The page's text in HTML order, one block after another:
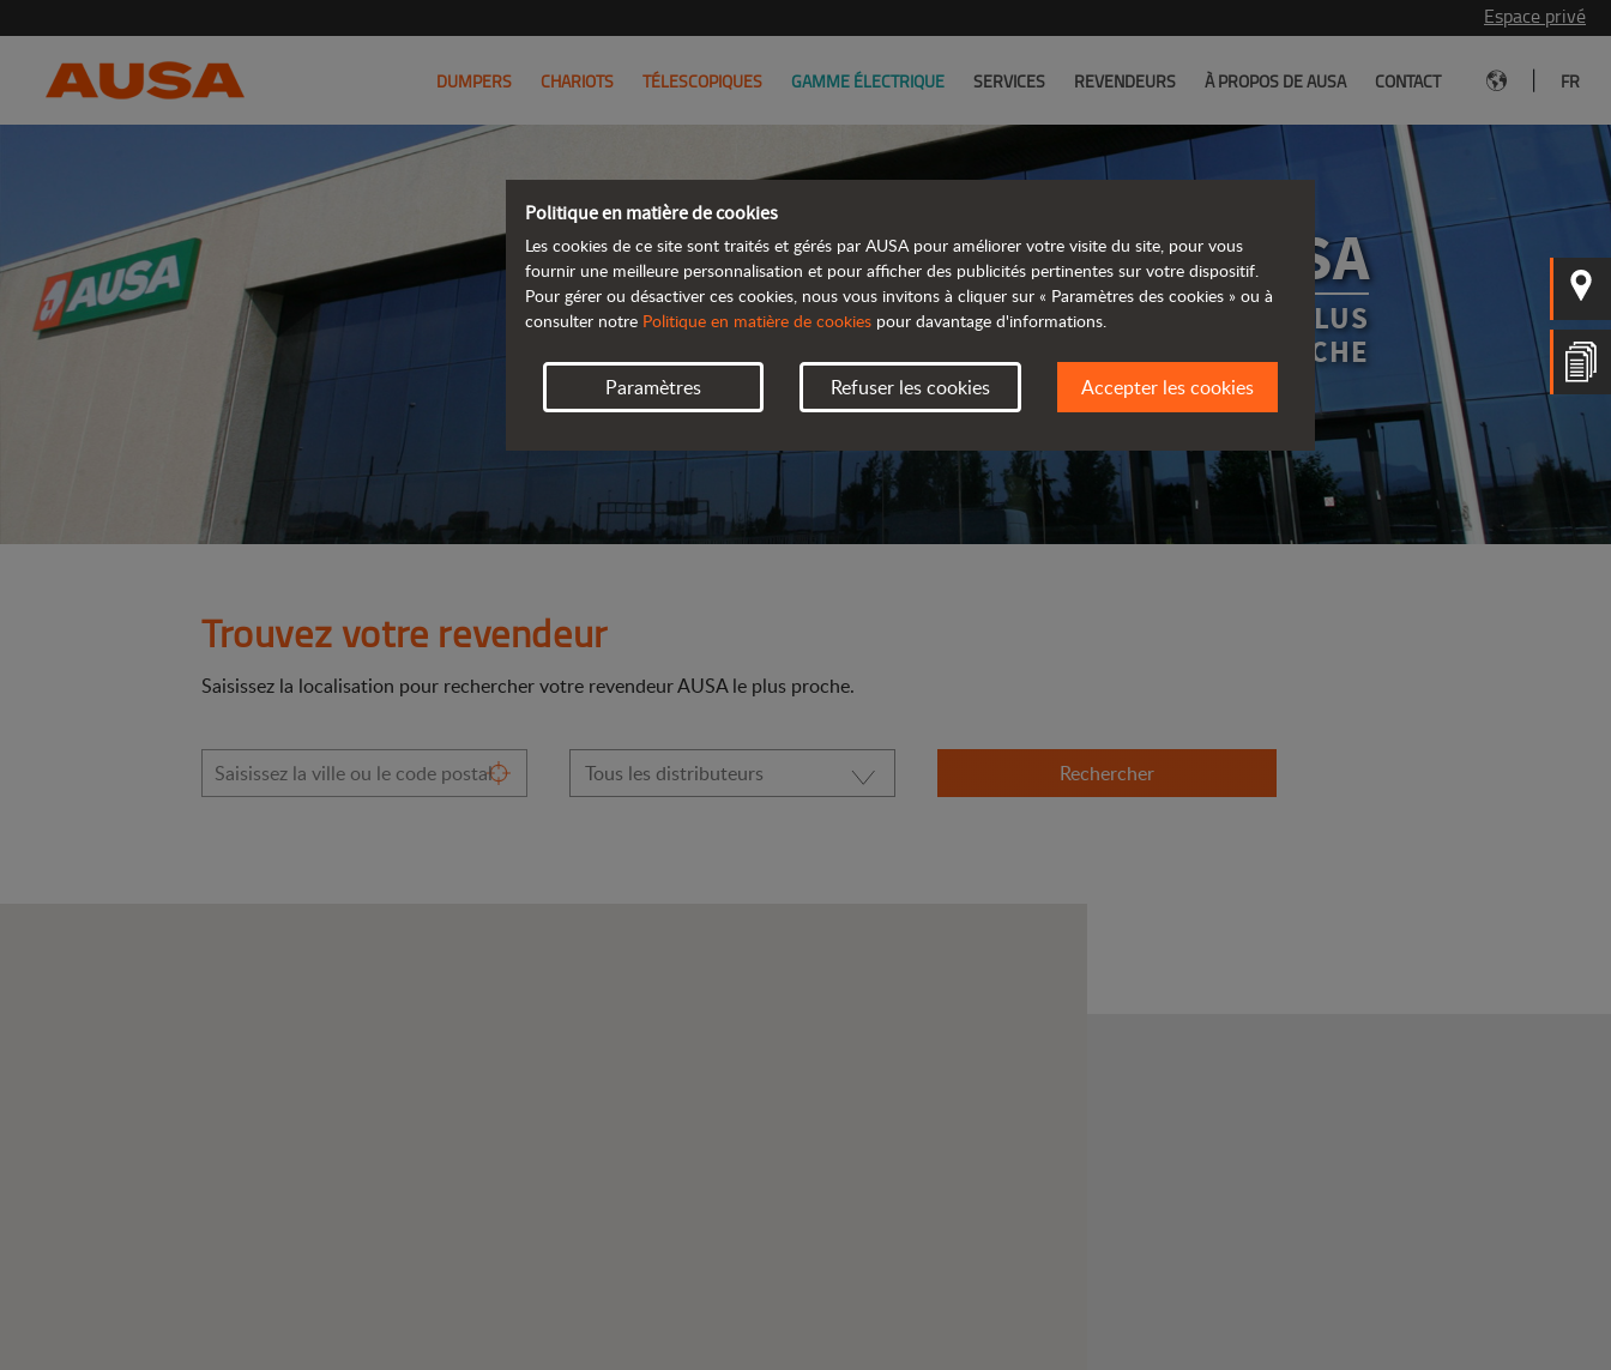
Espace privé
DUMPERS CHARIOTS TÉLESCOPIQUES GAMME ÉLECTRIQUE SERVICES REVENDEURS À PROPOS DE AUSA CONTACT FR
REVENDEURS AUSA
TROUVEZ VOTRE REVENDEUR LE PLUS
PROCHE
Trouvez votre revendeur
Saisissez la localisation pour rechercher votre revendeur AUSA le plus proche.
Rechercher
Politique en matière de cookies
Les cookies de ce site sont traités et gérés par AUSA pour améliorer votre visite du site, pour vous
fournir une meilleure personnalisation et pour afficher des publicités pertinentes sur votre dispositif.
Pour gérer ou désactiver ces cookies, nous vous invitons à cliquer sur « Paramètres des cookies » ou à
consulter notre Politique en matière de cookies pour davantage d'informations.
Paramètres Refuser les cookies Accepter les cookies